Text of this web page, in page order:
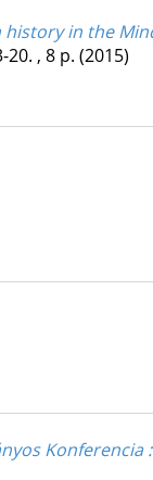
in the
20. , 8 p. (2015)
Konferencia